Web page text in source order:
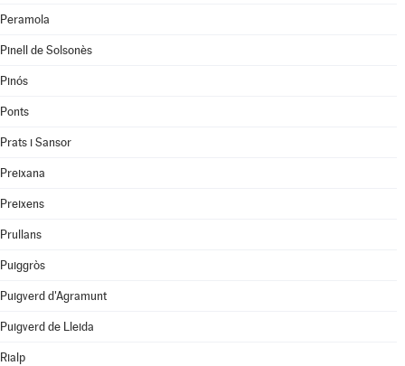
Peramola
Pinell de Solsonès
Pinós
Ponts
Prats i Sansor
Preixana
Preixens
Prullans
Puiggròs
Puigverd d'Agramunt
Puigverd de Lleida
Rialp